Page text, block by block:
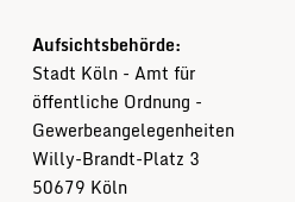
Aufsichtsbehörde:
Stadt Köln - Amt für
öffentliche Ordnung -
Gewerbeangelegenheiten
Willy-Brandt-Platz 3
50679 Köln